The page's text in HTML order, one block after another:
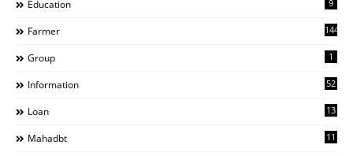
Education 9
Farmer 144
Group 1
Information 52
Loan 13
Mahadbt 11